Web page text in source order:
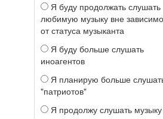
Я буду продолжать слушать
любимую музыку вне
от статуса музыканта
Я буду больше слушать
иноагентов
Я планирую больше
"патриотов"
Я продолжу слушать музыку